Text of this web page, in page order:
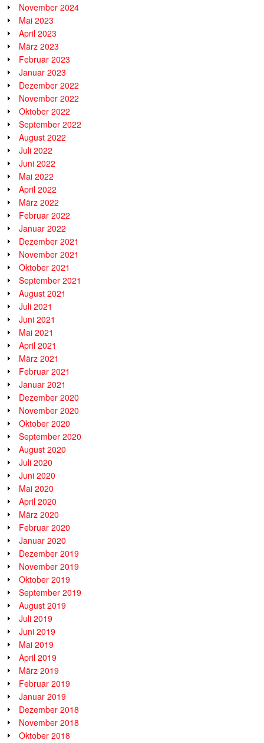
November 2024
Mai 2023
April 2023
März 2023
Februar 2023
Januar 2023
Dezember 2022
November 2022
Oktober 2022
September 2022
August 2022
Juli 2022
Juni 2022
Mai 2022
April 2022
März 2022
Februar 2022
Januar 2022
Dezember 2021
November 2021
Oktober 2021
September 2021
August 2021
Juli 2021
Juni 2021
Mai 2021
April 2021
März 2021
Februar 2021
Januar 2021
Dezember 2020
November 2020
Oktober 2020
September 2020
August 2020
Juli 2020
Juni 2020
Mai 2020
April 2020
März 2020
Februar 2020
Januar 2020
Dezember 2019
November 2019
Oktober 2019
September 2019
August 2019
Juli 2019
Juni 2019
Mai 2019
April 2019
März 2019
Februar 2019
Januar 2019
Dezember 2018
November 2018
Oktober 2018